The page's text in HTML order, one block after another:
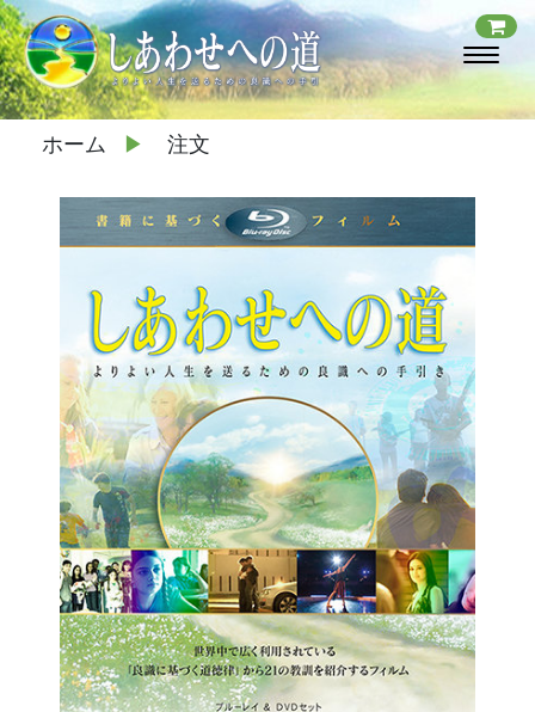
ホーム ▶ 注文